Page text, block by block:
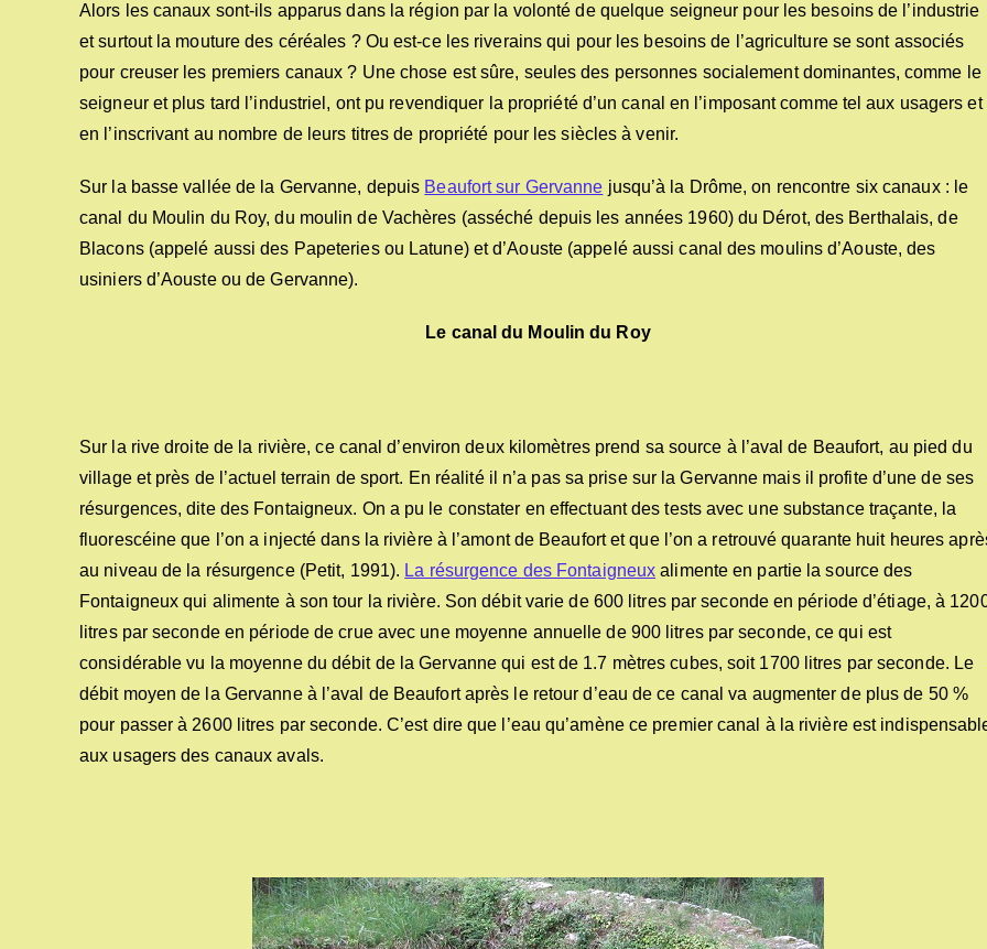
Alors les canaux sont-ils apparus dans la région par la volonté de quelque seigneur pour les besoins de l’industrie
et surtout la mouture des céréales ? Ou est-ce les riverains qui pour les besoins de l’agriculture se sont associés
pour creuser les premiers canaux ? Une chose est sûre, seules des personnes socialement dominantes, comme le
seigneur et plus tard l’industriel, ont pu revendiquer la propriété d’un canal en l’imposant comme tel aux usagers et
en l’inscrivant au nombre de leurs titres de propriété pour les siècles à venir.
Sur la basse vallée de la Gervanne, depuis Beaufort sur Gervanne jusqu’à la Drôme, on rencontre six canaux : le
canal du Moulin du Roy, du moulin de Vachères (asséché depuis les années 1960) du Dérot, des Berthalais, de
Blacons (appelé aussi des Papeteries ou Latune) et d’Aouste (appelé aussi canal des moulins d’Aouste, des
usiniers d’Aouste ou de Gervanne).
Le canal du Moulin du Roy
Sur la rive droite de la rivière, ce canal d’environ deux kilomètres prend sa source à l’aval de Beaufort, au pied du
village et près de l’actuel terrain de sport. En réalité il n’a pas sa prise sur la Gervanne mais il profite d’une de ses
résurgences, dite des Fontaigneux. On a pu le constater en effectuant des tests avec une substance traçante, la
fluorescéine que l’on a injecté dans la rivière à l’amont de Beaufort et que l’on a retrouvé quarante huit heures
au niveau de la résurgence (Petit, 1991). La résurgence des Fontaigneux alimente en partie la source des
Fontaigneux qui alimente à son tour la rivière. Son débit varie de 600 litres par seconde en période d’étiage, à
litres par seconde en période de crue avec une moyenne annuelle de 900 litres par seconde, ce qui est
considérable vu la moyenne du débit de la Gervanne qui est de 1.7 mètres cubes, soit 1700 litres par seconde. Le
débit moyen de la Gervanne à l’aval de Beaufort après le retour d’eau de ce canal va augmenter de plus de 50 %
pour passer à 2600 litres par seconde. C’est dire que l’eau qu’amène ce premier canal à la rivière est
aux usagers des canaux avals.